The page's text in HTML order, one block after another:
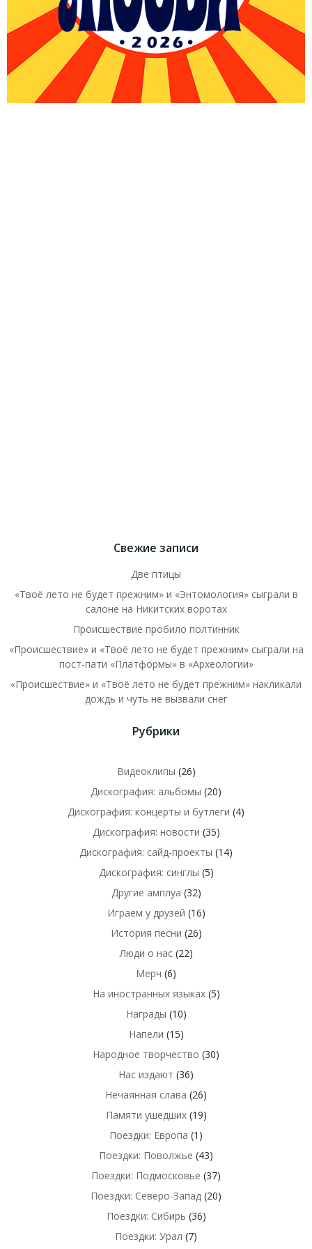
Свежие записи
Две птицы
«Твоё лето не будет прежним» и «Энтомология» сыграли в
салоне на Никитских воротах
Происшествие пробило полтинник
«Происшествие» и «Твоё лето не будет прежним» сыграли на
пост-пати «Платформы» в «Археологии»
«Происшествие» и «Твоё лето не будет прежним» накликали
дождь и чуть не вызвали снег
Рубрики
Видеоклипы (26)
Дискография: альбомы (20)
Дискография: концерты и бутлеги (4)
Дискография: новости (35)
Дискография: сайд-проекты (14)
Дискография: синглы (5)
Другие амплуа (32)
Играем у друзей (16)
История песни (26)
Люди о нас(22)
Мерч (6)
На иностранных языках(5)
Награды (10)
Напели (15)
Народное творчество (30)
Нас издают (36)
Нечаянная слава (26)
Памяти ушедших(19)
Поездки: Европа (1)
Поездки: Поволжье (43)
Поездки: Подмосковье (37)
Поездки: Северо-Запад (20)
Поездки: Сибирь (36)
Поездки: Урал (7)